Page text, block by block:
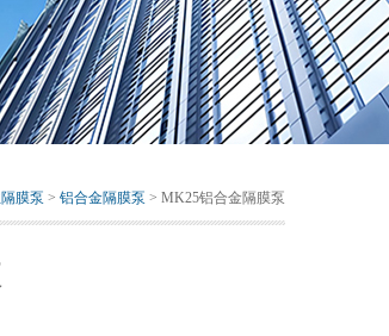
膜泵 > 铝合金隔膜泵 > MK25铝合金隔膜泵